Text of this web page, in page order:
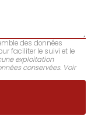
des données
faciliter le suivi et le
exploitation
conservées. Voir